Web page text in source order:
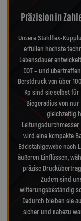
Präzision in
Unsere Stahlflex-
erfüllen höchste
Lebensdauer
DOT – und
Berstdruck von über
Kp sind sie selbst für
Biegeradius von nur
gleichzeitig
Leitungsdurchmesser
wird eine kompakte
Edelstahlgewebe nach
äußeren Einflüssen,
präzise
Zudem sind
witterungsbeständig
Dadurch bleiben sie
sicher und nahezu